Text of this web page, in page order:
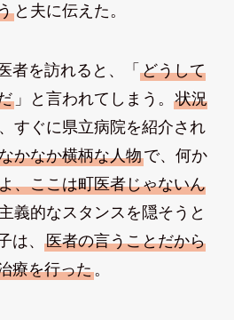
と夫に伝えた。
者を訪れると、「 どうして
」と言われてしまう。 状況
すぐに県立病院を紹介され
かなか横柄な人物で、何か
、ここは町医者じゃないん
義的なスタンスを隠そうと
は、 医者の言うことだから
療を行った。